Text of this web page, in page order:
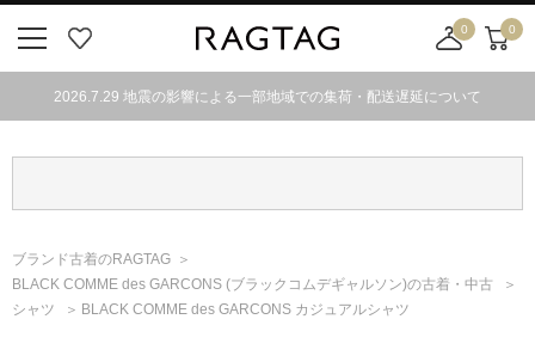
気
0
舗
カ
0
2026.7.29 地震の影響による一部地域での集荷・配送遅延について
ブランド古着のRAGTAG
BLACK COMME des GARCONS (ブラックコムデギャルソン)の古着・中古
シャツ
BLACK COMME des GARCONS カジュアルシャツ